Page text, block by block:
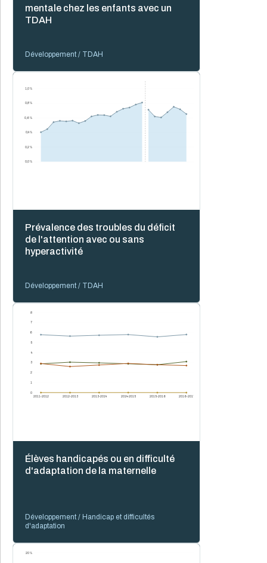
mentale chez les enfants avec un
TDAH
Développement / TDAH
0,0 %
0,2 %
0,4 %
0,6 %
0,8 %
1,0 %
Prévalence des troubles du déficit
de l'attention avec ou sans
hyperactivité
Développement / TDAH
2011-2012 2012-2013 2013-2014 2014-2015 2015-2016 2016-2017
0
1
2
3
4
5
6
7
8
Élèves handicapés ou en difficulté
d'adaptation de la maternelle
Développement / Handicap et difficultés
d'adaptation
20 %